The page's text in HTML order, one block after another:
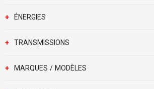
+ ÉNERGIES
+ TRANSMISSIONS
+ MARQUES / MODÈLES